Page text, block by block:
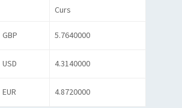
Curs
GBP 5.7640000
USD 4.3140000
EUR 4.8720000